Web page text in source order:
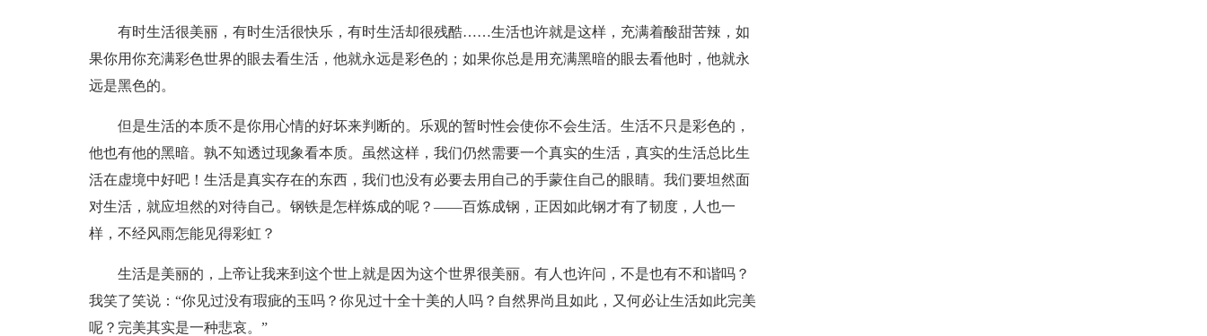
有时生活很美丽，有时生活很快乐，有时生活却很残酷……生活也许就是这样，充满着酸甜苦辣，如
果你用你充满彩色世界的眼去看生活，他就永远是彩色的；如果你总是用充满黑暗的眼去看他时，他就永
远是黑色的。
但是生活的本质不是你用心情的好坏来判断的。乐观的暂时性会使你不会生活。生活不只是彩色的，
他也有他的黑暗。孰不知透过现象看本质。虽然这样，我们仍然需要一个真实的生活，真实的生活总比生
活在虚境中好吧！生活是真实存在的东西，我们也没有必要去用自己的手蒙住自己的眼睛。我们要坦然面
对生活，就应坦然的对待自己。钢铁是怎样炼成的呢？——百炼成钢，正因如此钢才有了韧度，人也一
样，不经风雨怎能见得彩虹？
生活是美丽的，上帝让我来到这个世上就是因为这个世界很美丽。有人也许问，不是也有不和谐吗？
我笑了笑说：“你见过没有瑕疵的玉吗？你见过十全十美的人吗？自然界尚且如此，又何必让生活如此完美
呢？完美其实是一种悲哀。”